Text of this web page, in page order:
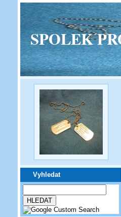
SPOLEK
Vyhledat